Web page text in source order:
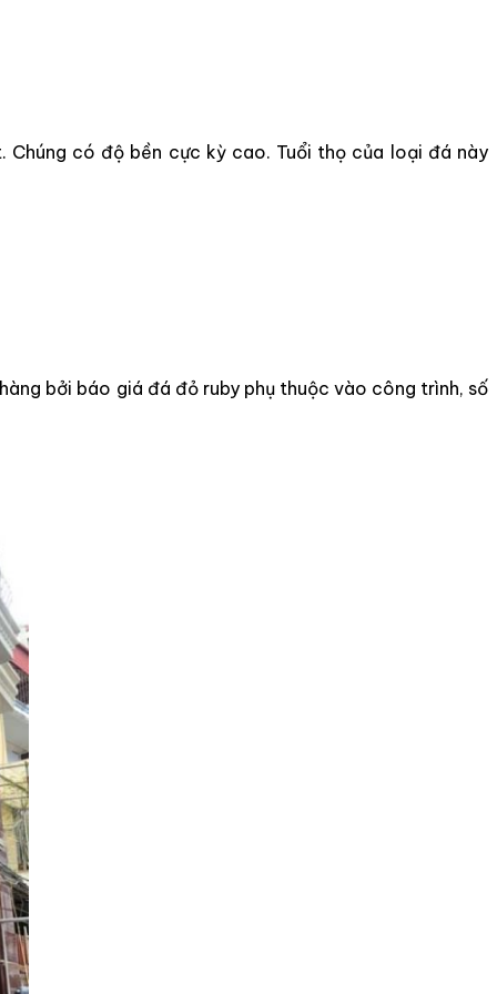
có độ bền cực kỳ cao. Tuổi thọ của loại đá này
bởi báo giá đá đỏ ruby phụ thuộc vào công trình, số